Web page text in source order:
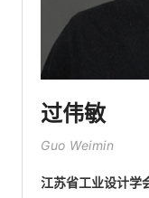
过伟敏
Guo Weimin
江苏省工业设计学